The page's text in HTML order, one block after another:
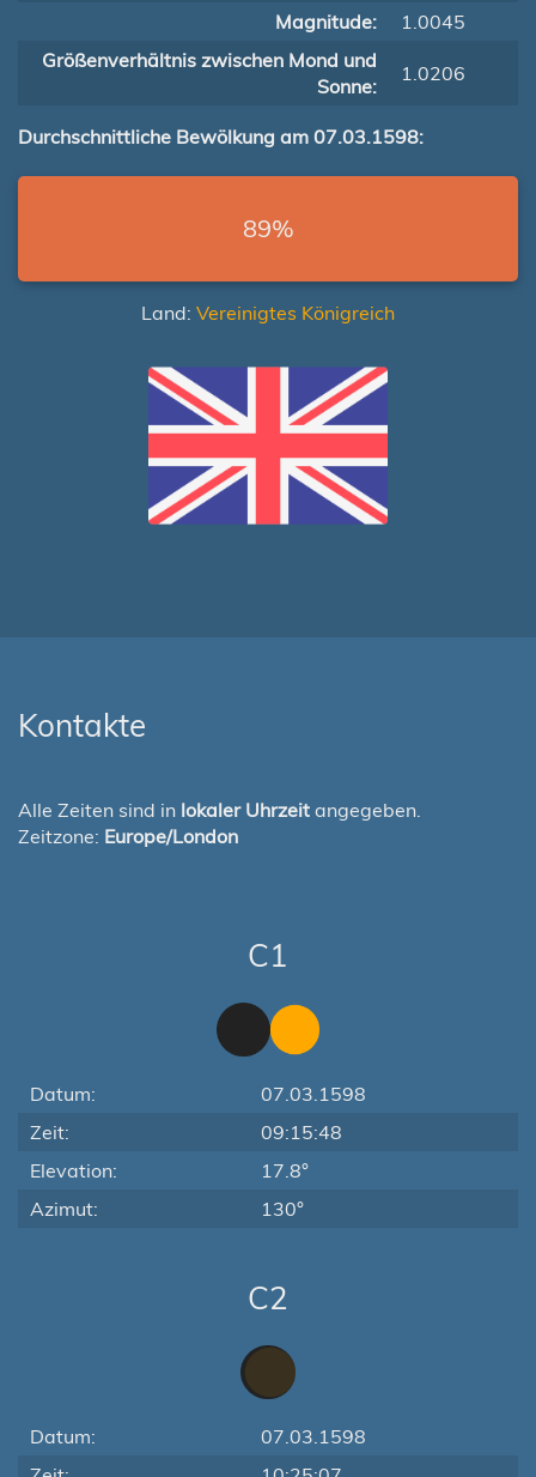
Magnitude:
1.0045
Größenverhältnis zwischen Mond und
Sonne:
1.0206
Durchschnittliche Bewölkung am 07.03.1598:
89%
Land: Vereinigtes Königreich
Kontakte
Alle Zeiten sind in lokaler Uhrzeit angegeben.
Zeitzone: Europe/London
C1
Datum:
07.03.1598
Zeit:
09:15:48
Elevation:
17.8°
Azimut:
130°
C2
Datum:
07.03.1598